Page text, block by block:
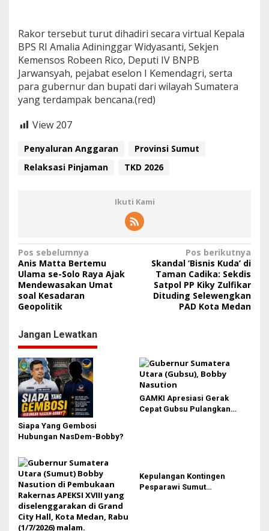
Rakor tersebut turut dihadiri secara virtual Kepala
BPS RI Amalia Adininggar Widyasanti, Sekjen
Kemensos Robeen Rico, Deputi IV BNPB
Jarwansyah, pejabat eselon I Kemendagri, serta
para gubernur dan bupati dari wilayah Sumatera
yang terdampak bencana.(red)
View 207
Penyaluran Anggaran
Provinsi Sumut
Relaksasi Pinjaman
TKD 2026
Ikuti Kami
N
a
v
i
a
s
i
p
o
s
Pos sebelumnya
Anis Matta Bertemu
Ulama se-Solo Raya Ajak
Mendewasakan Umat
soal Kesadaran
Geopolitik
Pos berikutnya
Skandal ‘Bisnis Kuda’ di
Taman Cadika: Sekdis
Satpol PP Kiky Zulfikar
Dituding Selewengkan
PAD Kota Medan
Jangan Lewatkan
Siapa Yang Gembosi
Hubungan NasDem-Bobby?
GAMKI Apresiasi Gerak
Cepat Gubsu Pulangkan
Kepulangan Kontingen
Pesparawi Sumut